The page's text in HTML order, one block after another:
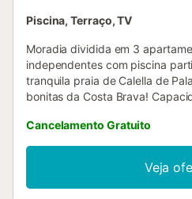
Piscina, Terraço, TV
Moradia dividida em 3
independentes com piscina
tranquila praia de Calella de
bonitas da Costa Brava!
família na Costa Brava! Este
do-chão. Dispõe de um terraço
pequenos-almoços e refeições
piscina, sala de jantar com TV
Cozinha equipada com todos
Cancelamento Gratuito
Veja